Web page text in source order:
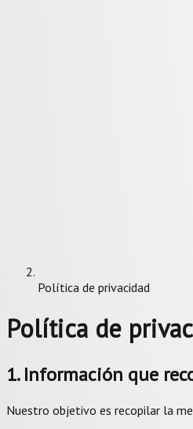
Política de privacidad
Política de
1. Información que
Nuestro objetivo es recopilar la